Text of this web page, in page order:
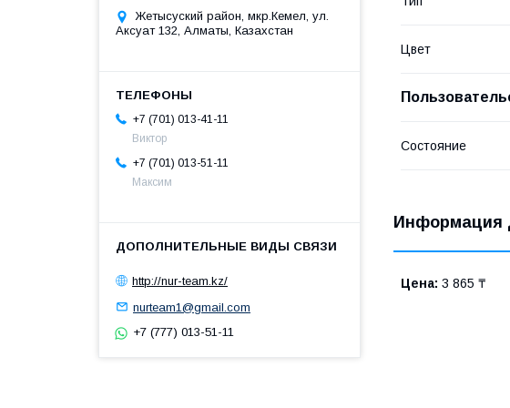
Цвет
Состояние
Информация
Цена: 3 865 ₸
Жетысуский район, мкр.Кемел, ул.
Аксуат 132, Алматы, Казахстан
+7 (701) 013-41-11
Виктор
+7 (701) 013-51-11
Максим
http://nur-team.kz/
nurteam1@gmail.com
+7 (777) 013-51-11